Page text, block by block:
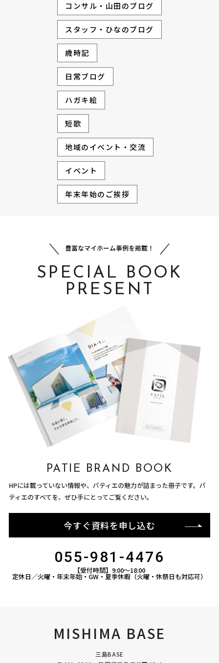
コンサル・山田のブログ
スタッフ・ひなのブログ
歳時記
日常ブログ
ハガキ絵
短歌
地域のイベント・交流
イベント
年末年始のご挨拶
豊富なマイホーム事例を掲載！
SPECIAL BOOK
PRESENT
PATIE BRAND BOOK
HPには載っていない情報や、パティエの魅力が詰まった冊子です。パ
ティエのすべてを、ぜひ手にとってご覧ください。
今すぐ資料を申し込む
055-981-4476
【受付時間】9:00〜18:00
定休日／火曜・年末年始・GW・夏季休暇（火曜・休祭日も対応可）
MISHIMA BASE
三島BASE